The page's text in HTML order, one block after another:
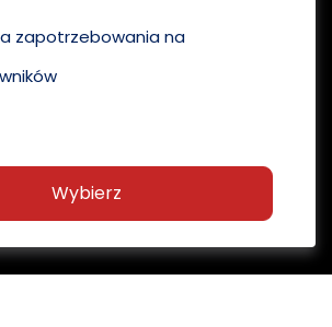
zapotrzebowania na
Wybierz